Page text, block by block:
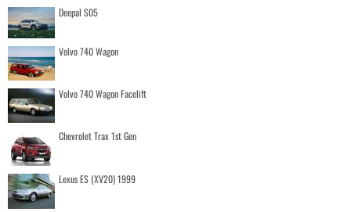
Deepal S05
Volvo 740 Wagon
Volvo 740 Wagon Facelift
Chevrolet Trax 1st Gen
Lexus ES (XV20) 1999